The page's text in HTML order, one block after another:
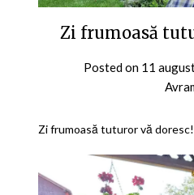
Zi frumoasă
Posted on 11
Zi frumoasă tuturor vă doresc!